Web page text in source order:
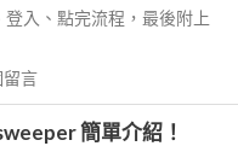
入、點完流程，最後附上
留言
簡單介紹！